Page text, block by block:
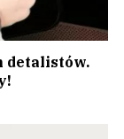
detalistów.